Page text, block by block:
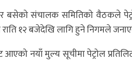
बसेको संचालक समितिको वैठकले
१२ बजेदेखि लागि हुने निगमले
आएको नयाँ मुल्य सूचीमा पेट्रोल